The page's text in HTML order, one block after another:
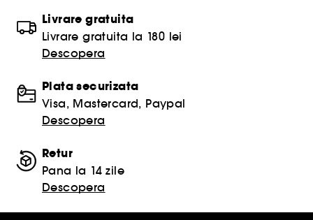
Livrare gratuita
Livrare gratuita la 180 lei
Descopera
Plata securizata
Visa, Mastercard, Paypal
Descopera
Retur
Pana la 14 zile
Descopera